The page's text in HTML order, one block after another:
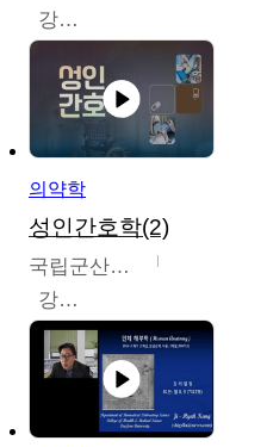
강지언
의약학
성인간호학(2)
국립군산대학교
강경아